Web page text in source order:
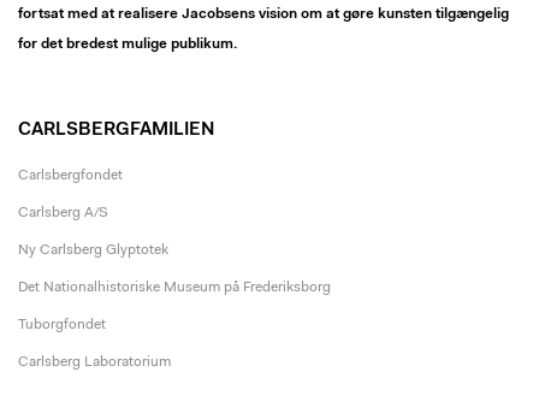
fortsat med at realisere Jacobsens vision om at gøre kunsten tilgængelig
for det bredest mulige publikum.
CARLSBERGFAMILIEN
Carlsbergfondet
Carlsberg A/S
Ny Carlsberg Glyptotek
Det Nationalhistoriske Museum på Frederiksborg
Tuborgfondet
Carlsberg Laboratorium